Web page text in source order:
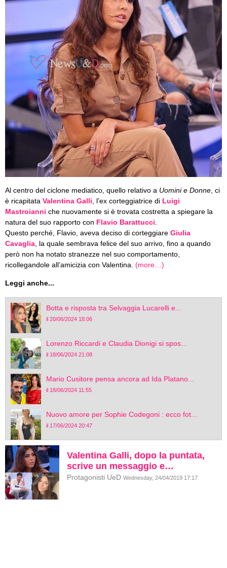
Al centro del ciclone mediatico, quello relativo a Uomini e Donne, ci
è ricapitata Valentina Galli, l’ex corteggiatrice di Luigi
Mastroianni che nuovamente si è trovata costretta a spiegare la
natura del suo rapporto con Flavio Barattucci.
Questo perché, Flavio, aveva deciso di corteggiare Giulia
Cavaglia, la quale sembrava felice del suo arrivo, fino a quando
però non ha notato stranezze nel suo comportamento,
ricollegandole all’amicizia con Valentina. (more…)
Leggi anche...
Botta e risposta tra Selvaggia Lucarelli e...
il 20/06/2024 18:06
Lorenzo Riccardi e Claudia Dionigi si spos...
il 18/06/2024 21:08
Mario Cusitore pensa ancora ad Ida Platano...
il 18/06/2024 11:55
Nuovo amore per Sophie Codegoni : ecco fot...
il 17/06/2024 20:47
Valentina Galli, dopo la puntata,
scrive un messaggio e…
Protagonisti UeD Wednesday, 24/04/2019 17:17